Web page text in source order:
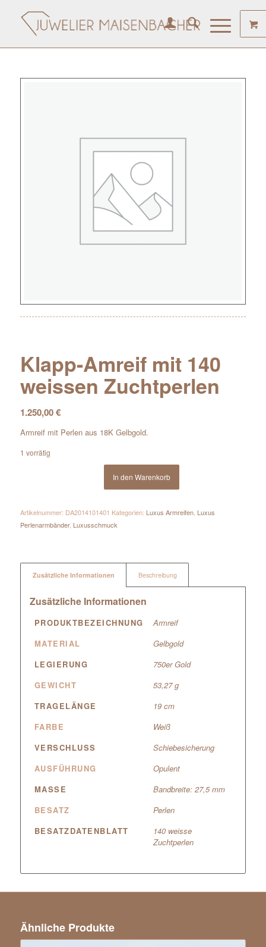
Klapp-Amreif mit 140
weissen Zuchtperlen
1.250,00€
Armreif mit Perlen aus 18K Gelbgold.
1 vorrätig
In den Warenkorb
Artikelnummer: DA2014101401 Kategorien: Luxus Armreifen, Luxus
Perlenarmbänder, Luxusschmuck
Zusätzliche Informationen Beschreibung
Zusätzliche Informationen
PRODUKTBEZEICHNUNG
Armreif
MATERIAL
Gelbgold
LEGIERUNG
750er Gold
GEWICHT
53,27 g
TRAGELÄNGE
19 cm
FARBE
Weiß
VERSCHLUSS
Schiebesicherung
AUSFÜHRUNG
Opulent
MASSE
Bandbreite: 27,5 mm
BESATZ
Perlen
BESATZDATENBLATT
140 weisse
Zuchtperlen
Ähnliche Produkte